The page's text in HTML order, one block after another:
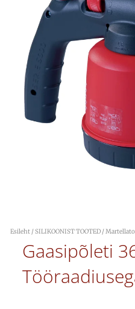
Esileht /SILIKOONIST TOOTED /Martellato
Gaasipõleti